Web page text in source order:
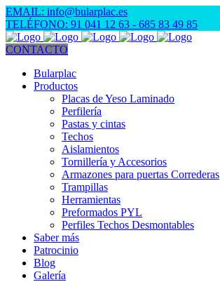
EMAIL: info@bularplac.es
TELÉFONO: 91 041 12 63 - 685 83 49 85
CONTACTO
Bularplac
Productos
Placas de Yeso Laminado
Perfilería
Pastas y cintas
Techos
Aislamientos
Tornillería y Accesorios
Armazones para puertas Correderas
Trampillas
Herramientas
Preformados PYL
Perfiles Techos Desmontables
Saber más
Patrocinio
Blog
Galería